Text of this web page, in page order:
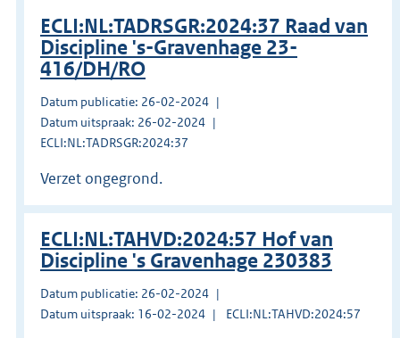
ECLI:NL:TADRSGR:2024:37 Raad van
Discipline 's-Gravenhage 23-
416/DH/RO
Datum publicatie: 26-02-2024
Datum uitspraak: 26-02-2024
ECLI:NL:TADRSGR:2024:37
Verzet ongegrond.
ECLI:NL:TAHVD:2024:57 Hof van
Discipline 's Gravenhage 230383
Datum publicatie: 26-02-2024
Datum uitspraak: 16-02-2024
ECLI:NL:TAHVD:2024:57